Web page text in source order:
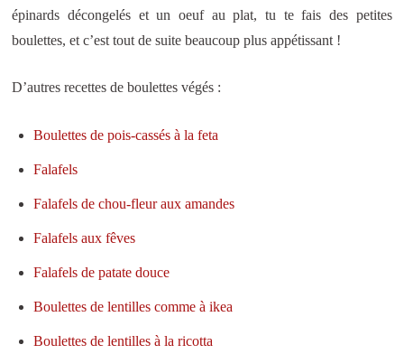
épinards décongelés et un oeuf au plat, tu te fais des petites
boulettes, et c’est tout de suite beaucoup plus appétissant !
D’autres recettes de boulettes végés :
Boulettes de pois-cassés à la feta
Falafels
Falafels de chou-fleur aux amandes
Falafels aux fêves
Falafels de patate douce
Boulettes de lentilles comme à ikea
Boulettes de lentilles à la ricotta